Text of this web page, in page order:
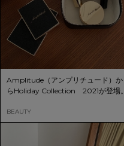
Amplitude（アンプリチュード）か
らHoliday Collection 2021が登場。
BEAUTY